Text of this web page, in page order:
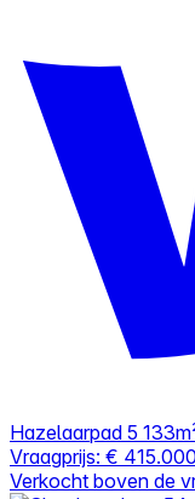
Hazelaarpad 5
Vraagprijs: € 415.000
Verkocht boven de